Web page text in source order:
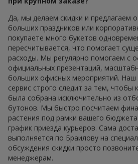
Да, мы делаем скидки и предлагаем
больших праздников или
покупаете много букетов
пересчитывается, что помогает
расходы. Мы регулярно помогаем с
официальных презентаций,
больших офисных мероприятий. Наш
сервис строго следит за тем, чтобы
была собрана исключительно из
бутонов. Мы быстро посчитаем
растения под рамки вашего
график приезда курьеров. Сама
выполняется по Браилову на
обсуждения скидки просто
менеджерам.